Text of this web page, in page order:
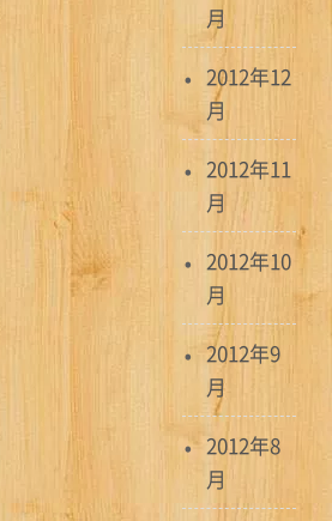
月
2012年12
月
2012年11
月
2012年10
月
2012年9
月
2012年8
月